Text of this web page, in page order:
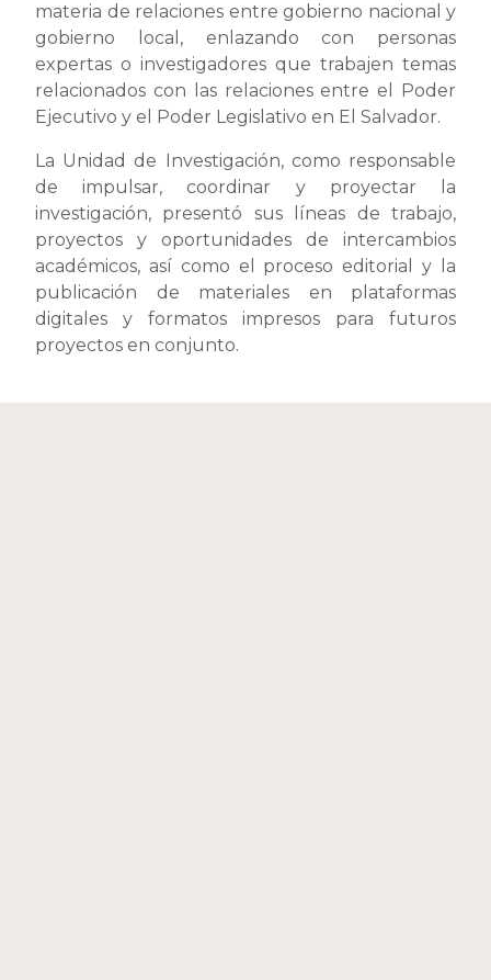
materia de relaciones entre gobierno nacional y
gobierno local, enlazando con personas
expertas o investigadores que trabajen temas
relacionados con las relaciones entre el Poder
Ejecutivo y el Poder Legislativo en El Salvador.
La Unidad de Investigación, como responsable
de impulsar, coordinar y proyectar la
investigación, presentó sus líneas de trabajo,
proyectos y oportunidades de intercambios
académicos, así como el proceso editorial y la
publicación de materiales en plataformas
digitales y formatos impresos para futuros
proyectos en conjunto.